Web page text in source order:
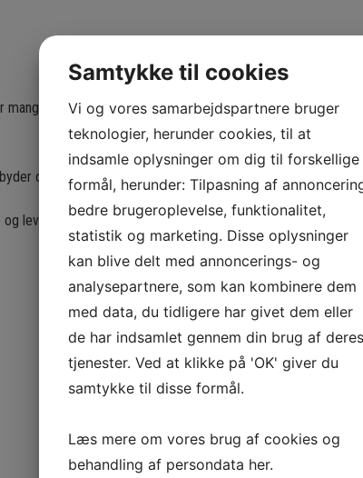
års erfaring med
også flishugning.
og levere bæredygtige
Samtykke til cookies
Vi og vores samarbejdspartnere bruger
teknologier, herunder cookies, til at
indsamle oplysninger om dig til forskellige
formål, herunder: Tilpasning af
bedre brugeroplevelse, funktionalitet,
statistik og marketing. Disse oplysninger
kan blive delt med annoncerings- og
analysepartnere, som kan kombinere dem
med data, du tidligere har givet dem eller
de har indsamlet gennem din brug af deres
tjenester. Ved at klikke på 'OK' giver du
samtykke til disse formål.
Læs mere om vores brug af cookies og
behandling af persondata her.